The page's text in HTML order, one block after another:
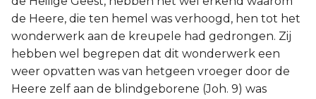
de Heere, die ten hemel was verhoogd, hen tot het
wonderwerk aan de kreupele had gedrongen. Zij
hebben wel begrepen dat dit wonderwerk een
weer opvatten was van hetgeen vroeger door de
Heere zelf aan de blindgeborene (Joh. 9) was